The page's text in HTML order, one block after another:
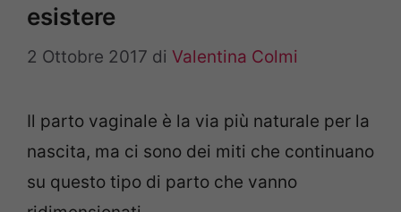
esistere
2 Ottobre 2017 di Valentina Colmi
Il parto vaginale è la via più naturale per la
nascita, ma ci sono dei miti che continuano
su questo tipo di parto che vanno